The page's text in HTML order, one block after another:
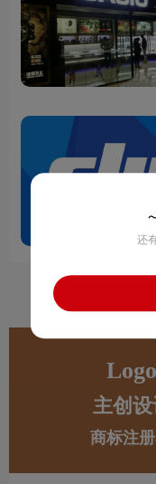
主创
商标注
还